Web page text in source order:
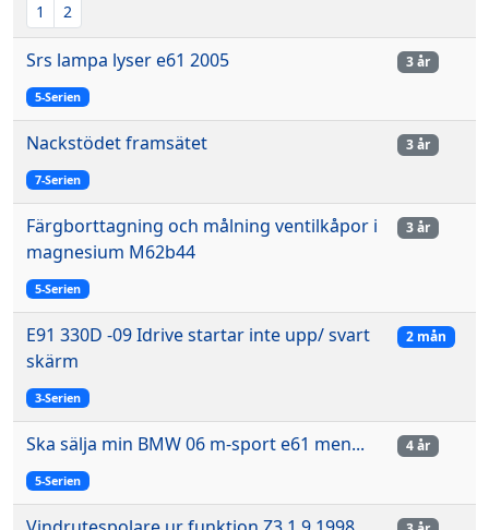
1 2
Srs lampa lyser e61 2005
5-Serien
3 år
Nackstödet framsätet
7-Serien
3 år
Färgborttagning och målning ventilkåpor i
magnesium M62b44
5-Serien
3 år
E91 330D -09 Idrive startar inte upp/ svart
skärm
3-Serien
2 mån
Ska sälja min BMW 06 m-sport e61 men...
5-Serien
4 år